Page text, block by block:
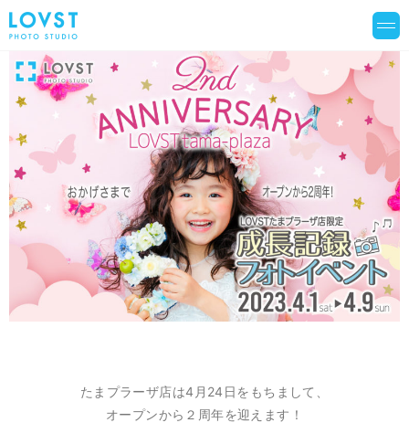
たまプラーザ店は4月24日をもちまして、
オープンから２周年を迎えます！